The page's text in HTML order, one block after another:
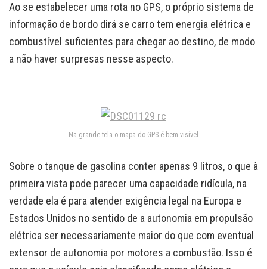
Ao se estabelecer uma rota no GPS, o próprio sistema de
informação de bordo dirá se carro tem energia elétrica e
combustível suficientes para chegar ao destino, de modo
a não haver surpresas nesse aspecto.
Na grande tela o mapa do GPS é bem visível
Sobre o tanque de gasolina conter apenas 9 litros, o que à
primeira vista pode parecer uma capacidade ridícula, na
verdade ela é para atender exigência legal na Europa e
Estados Unidos no sentido de a autonomia em propulsão
elétrica ser necessariamente maior do que com eventual
extensor de autonomia por motores a combustão. Isso é